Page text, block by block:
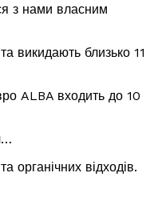
з нами власним
викидають близько 11
ALBA входить до 10
органічних відходів.